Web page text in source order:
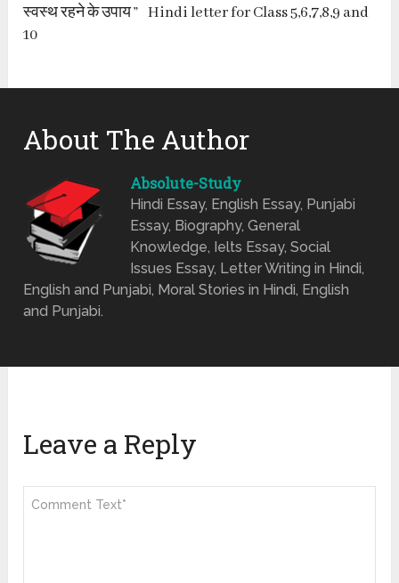
स्वस्थ रहने के उपाय ” Hindi letter for Class 5,6,7,8,9 and
10
About The Author
Absolute-Study
Hindi Essay, English Essay, Punjabi
Essay, Biography, General
Knowledge, Ielts Essay, Social
Issues Essay, Letter Writing in Hindi,
English and Punjabi, Moral Stories in Hindi, English
and Punjabi.
Leave a Reply